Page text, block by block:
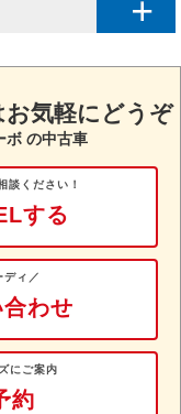
お気軽にどうぞ
ボ の中古車
談ください！
する
ディ／
わせ
にご案内
約